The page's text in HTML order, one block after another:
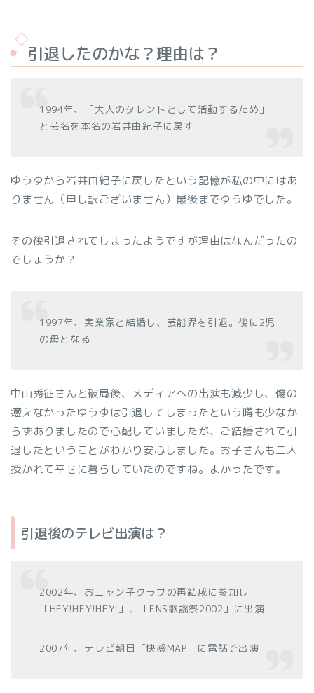
引退したのかな？理由は？
1994年、「大人のタレントとして活動するため」
と芸名を本名の岩井由紀子に戻す
ゆうゆから岩井由紀子に戻したという記憶が私の中にはあ
りません（申し訳ございません）最後までゆうゆでした。
その後引退されてしまったようですが理由はなんだったの
でしょうか？
1997年、実業家と結婚し、芸能界を引退。後に2児
の母となる
中山秀征さんと破局後、メディアへの出演も減少し、傷の
癒えなかったゆうゆは引退してしまったという噂も少なか
らずありましたので心配していましたが、ご結婚されて引
退したということがわかり安心しました。お子さんも二人
授かれて幸せに暮らしていたのですね。よかったです。
引退後のテレビ出演は？
2002年、おニャン子クラブの再結成に参加し
「HEY!HEY!HEY!」、「FNS歌謡祭2002」に出演
2007年、テレビ朝日「快感MAP」に電話で出演